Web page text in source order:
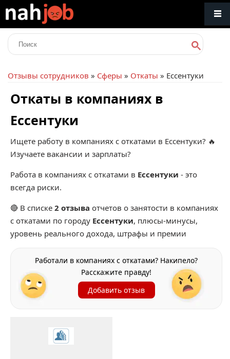
Отзывы сотрудников » Сферы » Откаты » Ессентуки
Откаты в компаниях в
Ессентуки
Ищете работу в компаниях с откатами в Ессентуки? 🔥
Изучаете вакансии и зарплаты?
Работа в компаниях с откатами в Ессентуки - это
всегда риски.
🔴 В списке 2 отзыва отчетов о занятости в компаниях
с откатами по городу Ессентуки, плюсы-минусы,
уровень реального дохода, штрафы и премии
Работали в компаниях с откатами? Накипело?
Расскажите правду!
Добавить отзыв